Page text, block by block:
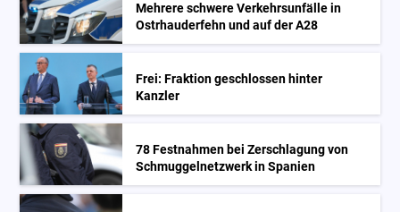
Mehrere schwere Verkehrsunfälle in
Ostrhauderfehn und auf der A28
Frei: Fraktion geschlossen hinter
Kanzler
78 Festnahmen bei Zerschlagung von
Schmuggelnetzwerk in Spanien